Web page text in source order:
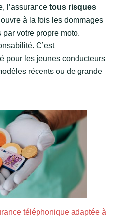
l’assurance tous risques
à la fois les dommages
votre propre moto,
C’est
pour les jeunes conducteurs
récents ou de grande
téléphonique adaptée à